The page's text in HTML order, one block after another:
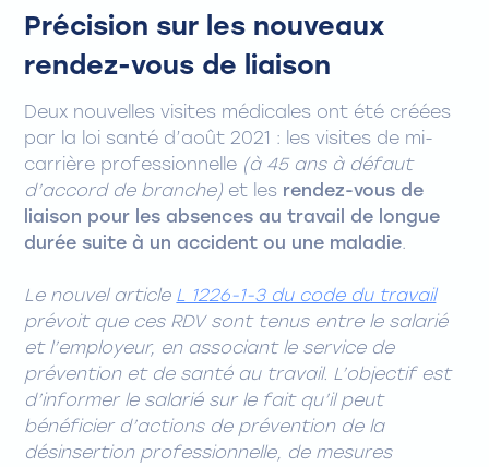
Précision sur les nouveaux
rendez-vous de liaison
Deux nouvelles visites médicales ont été créées
par la loi santé d’août 2021 : les visites de mi-
carrière professionnelle (à 45 ans à défaut
d’accord de branche) et les rendez-vous de
liaison pour les absences au travail de longue
durée suite à un accident ou une maladie.
Le nouvel article L 1226-1-3 du code du travail
prévoit que ces RDV sont tenus entre le salarié
et l’employeur, en associant le service de
prévention et de santé au travail. L’objectif est
d’informer le salarié sur le fait qu’il peut
bénéficier d’actions de prévention de la
désinsertion professionnelle, de mesures